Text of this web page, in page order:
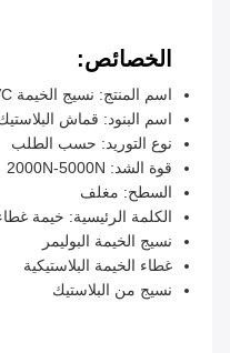
الخصائص:
اسم المنتج: نسيج الخيمة PVC
اسم البنود: قماش
نوع التوريد: حسب الطلب
قوة الشد: 2000N-5000N
السطح: مغلف
الكلمة الرئيسية: خيمة
نسيج الخيمة البوليمر
غطاء الخيمة البلاستيكية
نسيج من البلاستيك